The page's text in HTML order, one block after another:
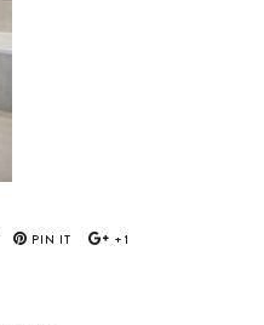
PIN IT +1